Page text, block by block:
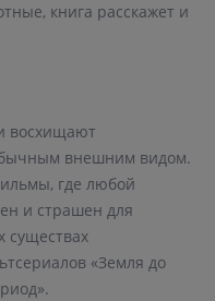
книга расскажет и
восхищают
внешним видом.
где любой
и страшен для
существах
«Земля до